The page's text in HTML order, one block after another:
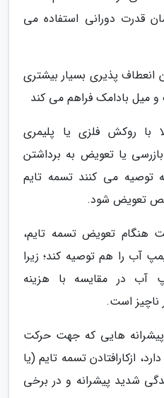
قدرت دورانی استفاده می
انعطاف پذیری بسیار بیشتری
میل بادامک فراهم می کند
با روکش فلزی یا پلیمری
یا تعویض به برداشتن
توصیه می کنند تسمه تایم
تعویض شود.
هنگام تعویض تسمه تایم،
آب را هم توصیه کند؛ زیرا
آب در مقایسه با هزینه
ناچیز است.
پیشرانه هایی که جهت حرکت
ازکارافتادن تسمه تایم (یا
شدید پیشرانه و در برخی